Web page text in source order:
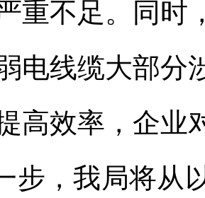
重不足。同时
电线缆大部分
高效率，企业
步，我局将从